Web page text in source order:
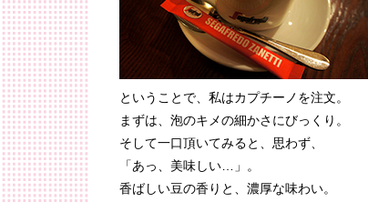
ということで、私はカプチーノを注文。
まずは、泡のキメの細かさにびっくり。
そして一口頂いてみると、思わず、
「あっ、美味しい…」。
香ばしい豆の香りと、濃厚な味わい。